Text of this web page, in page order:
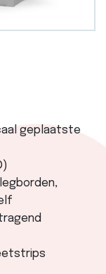
geplaatste